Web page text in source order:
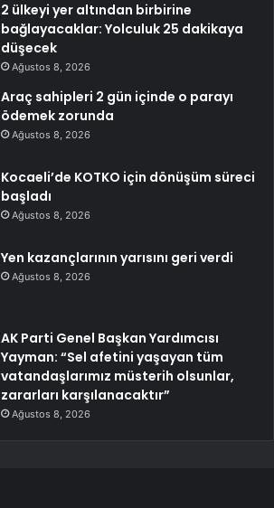
2 ülkeyi yer altından birbirine
bağlayacaklar: Yolculuk 25 dakikaya
düşecek
Ağustos 8, 2026
Araç sahipleri 2 gün içinde o parayı
ödemek zorunda
Ağustos 8, 2026
Kocaeli’de KOTKO için dönüşüm süreci
başladı
Ağustos 8, 2026
Yen kazançlarının yarısını geri verdi
Ağustos 8, 2026
AK Parti Genel Başkan Yardımcısı
Yayman: “Sel afetini yaşayan tüm
vatandaşlarımız müsterih olsunlar,
zararları karşılanacaktır”
Ağustos 8, 2026